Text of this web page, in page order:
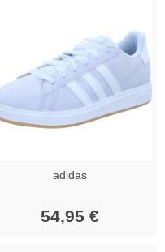
adidas
54,95 €